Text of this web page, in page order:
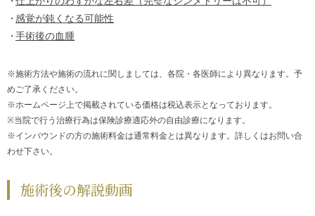
感覚が鈍くなる可能性
手術後の血腫
※施術方法や施術の流れに関しましては、各院・各医師により異なります。予
めご了承ください。
※ホームページ上で掲載されている価格は税込表示となっております。
※当院で行う治療行為は保険診療適応外の自由診療になります。
※インバウンドの方の施術料金は通常料金とは異なります。詳しくはお問い合
わせ下さい。
施術後の解説動画